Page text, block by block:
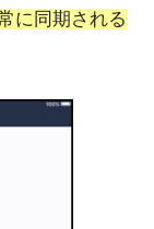
に同期される